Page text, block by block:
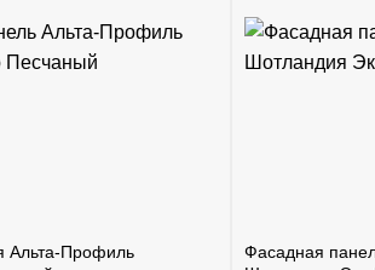
Альта-Профиль
Фасадная